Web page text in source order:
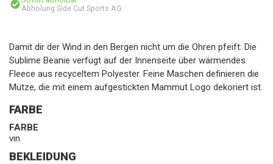
Abholung Side Cut Sports AG
Damit dir der Wind in den Bergen nicht um die Ohren pfeift: Die
Sublime Beanie verfügt auf der Innenseite über wärmendes
Fleece aus recyceltem Polyester. Feine Maschen definieren die
Mütze, die mit einem aufgestickten Mammut Logo dekoriert ist.
FARBE
FARBE
vin
BEKLEIDUNG